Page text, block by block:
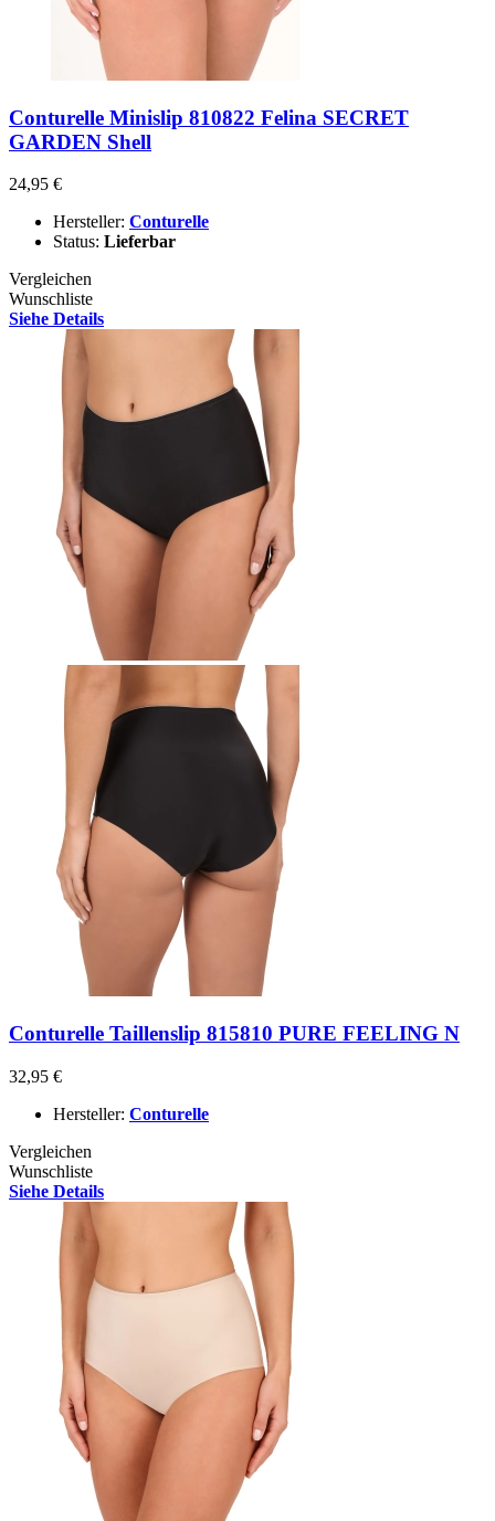
Conturelle Minislip 810822 Felina SECRET
GARDEN Shell
24,95 €
Hersteller: Conturelle
Status: Lieferbar
Vergleichen
Wunschliste
Siehe Details
Conturelle Taillenslip 815810 PURE FEELING N
32,95 €
Hersteller: Conturelle
Vergleichen
Wunschliste
Siehe Details